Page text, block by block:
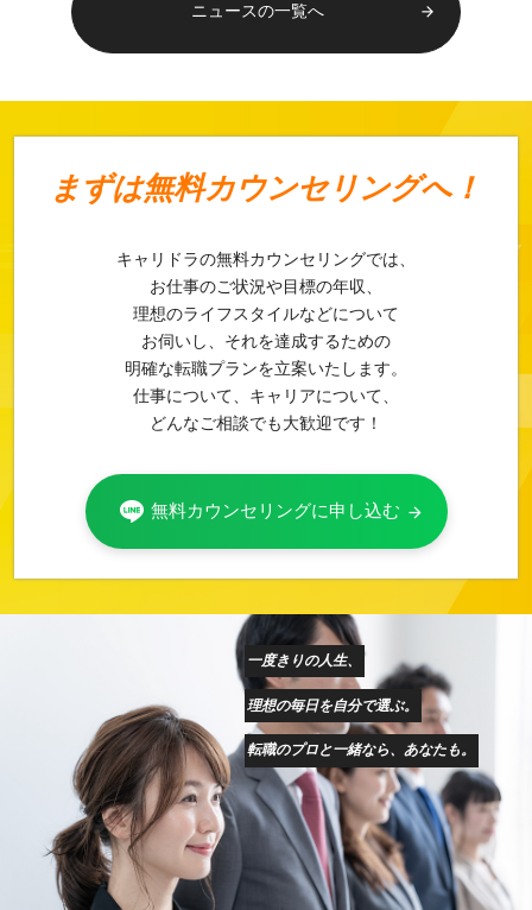
ニュースの一覧へ arrow_forward
まずは無料カウンセリングへ！
キャリドラの無料カウンセリングでは、
お仕事のご状況や目標の年収、
理想のライフスタイルなどについて
お伺いし、それを達成するための
明確な転職プランを立案いたします。
仕事について、キャリアについて、
どんなご相談でも大歓迎です！
無料カウンセリングに申し込む arrow_forward
一度きりの人生、
理想の毎日を自分で選ぶ。
転職のプロと一緒なら、あなたも。